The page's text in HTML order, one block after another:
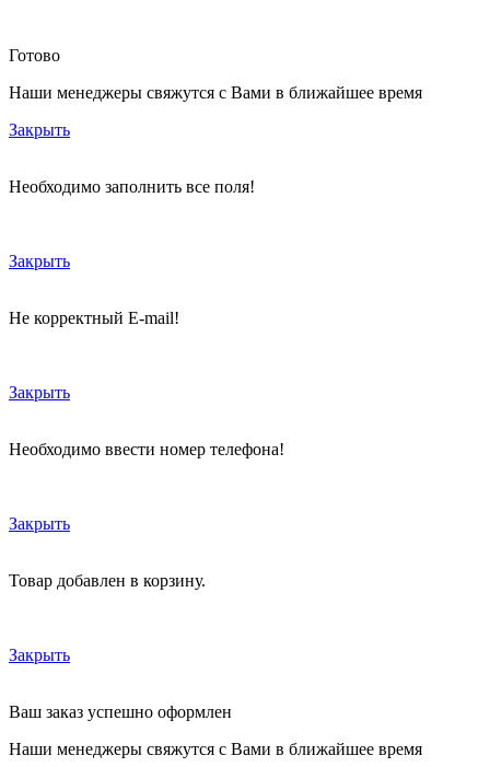
Готово
Наши менеджеры свяжутся с Вами в ближайшее время
Закрыть
Необходимо заполнить все поля!
Закрыть
Не корректный E-mail!
Закрыть
Необходимо ввести номер телефона!
Закрыть
Товар добавлен в корзину.
Закрыть
Ваш заказ успешно оформлен
Наши менеджеры свяжутся с Вами в ближайшее время